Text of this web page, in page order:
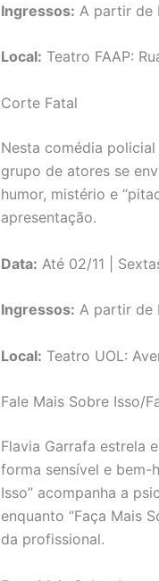
Ingressos: A partir de
Local: Teatro FAAP:
Corte Fatal
Nesta comédia
grupo de atores se
humor, mistério e
apresentação.
Data: Até 02/11 |
Ingressos: A partir de
Local: Teatro UOL:
Fale Mais Sobre Isso/
Flavia Garrafa estrela
forma sensível e bem-
Isso” acompanha a
enquanto “Faça Mais
da profissional.